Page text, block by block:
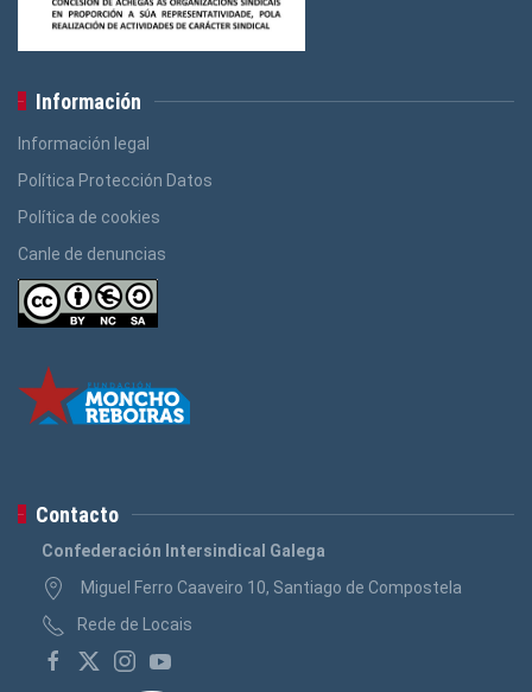
Información
Información legal
Política Protección Datos
Política de cookies
Canle de denuncias
Contacto
Confederación Intersindical Galega
Miguel Ferro Caaveiro 10, Santiago de Compostela
Rede de Locais